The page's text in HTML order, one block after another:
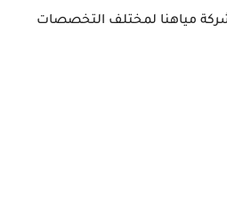
مياهنا لمختلف التخصصات